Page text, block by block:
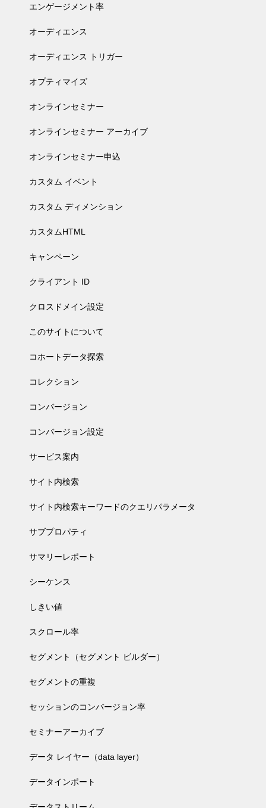
エンゲージメント率
オーディエンス
オーディエンス トリガー
オプティマイズ
オンラインセミナー
オンラインセミナー アーカイブ
オンラインセミナー申込
カスタム イベント
カスタム ディメンション
カスタムHTML
キャンペーン
クライアント ID
クロスドメイン設定
このサイトについて
コホートデータ探索
コレクション
コンバージョン
コンバージョン設定
サービス案内
サイト内検索
サイト内検索キーワードのクエリパラメータ
サブプロパティ
サマリーレポート
シーケンス
しきい値
スクロール率
セグメント（セグメント ビルダー）
セグメントの重複
セッションのコンバージョン率
セミナーアーカイブ
データ レイヤー（data layer）
データインポート